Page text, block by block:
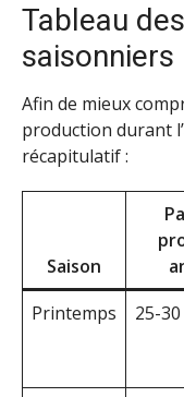
Tableau
saisonniers
Afin de mieux
production durant
récapitulatif :
Saison
Printemps
25-30